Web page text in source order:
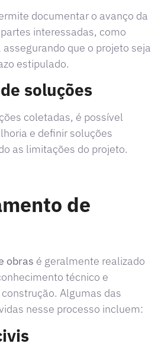
documentar o avanço da
interessadas, como
que o projeto seja
estipulado.
soluções
coletadas, é possível
e definir soluções
as limitações do projeto.
de
obras é geralmente realizado
técnico e
Algumas das
nesse processo incluem: